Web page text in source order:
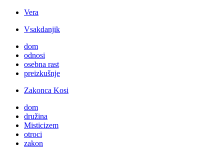
Vera
Vsakdanjik
dom
odnosi
osebna rast
preizkušnje
Zakonca Kosi
dom
družina
Misticizem
otroci
zakon